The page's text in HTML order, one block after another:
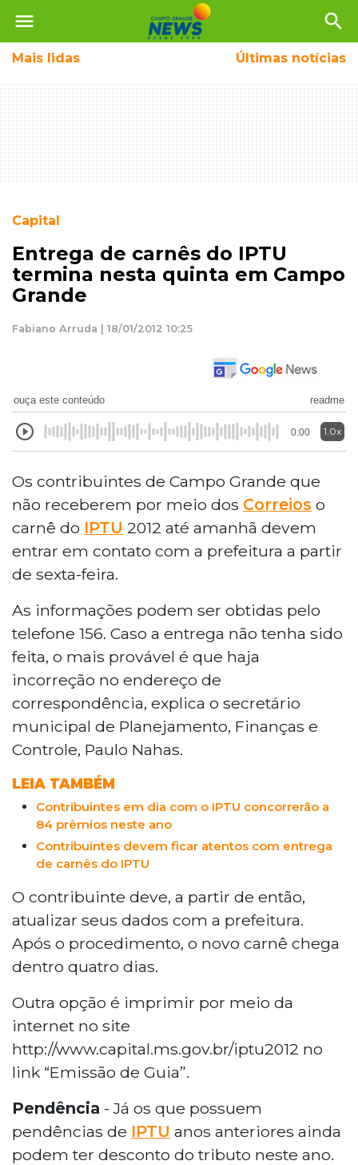
menu search
Mais lidas Últimas notícias
Capital
Entrega de carnês do IPTU
termina nesta quinta em Campo
Grande
Fabiano Arruda | 18/01/2012 10:25
ouça este conteúdo readme
0:00 1.0x
Os contribuintes de Campo Grande que
não receberem por meio dos Correios o
carnê do IPTU 2012 até amanhã devem
entrar em contato com a prefeitura a partir
de sexta-feira.
As informações podem ser obtidas pelo
telefone 156. Caso a entrega não tenha sido
feita, o mais provável é que haja
incorreção no endereço de
correspondência, explica o secretário
municipal de Planejamento, Finanças e
Controle, Paulo Nahas.
LEIA TAMBÉM
Contribuintes em dia com o IPTU concorrerão a
84 prêmios neste ano
Contribuintes devem ficar atentos com entrega
de carnês do IPTU
O contribuinte deve, a partir de então,
atualizar seus dados com a prefeitura.
Após o procedimento, o novo carnê chega
dentro quatro dias.
Outra opção é imprimir por meio da
internet no site
http://www.capital.ms.gov.br/iptu2012 no
link “Emissão de Guia”.
Pendência - Já os que possuem
pendências de IPTU anos anteriores ainda
podem ter desconto do tributo neste ano.